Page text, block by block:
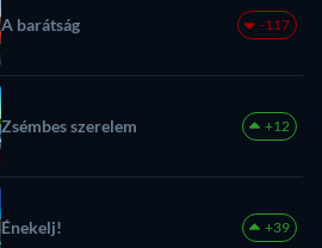
A barátság -117
Zsémbes szerelem +12
Énekelj! +39